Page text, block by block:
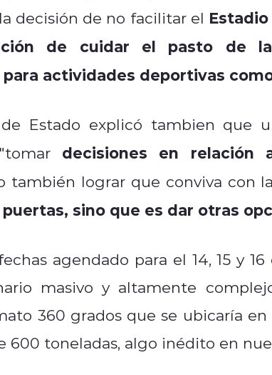
decisión de no facilitar el
de cuidar el pasto de
actividades deportivas
de Estado explicó tambien
tomar decisiones en relación
también lograr que conviva con
sino que es dar otras
agendado para el 14, 15 y
masivo y altamente
360 grados que se ubicaría
600 toneladas, algo inédito en